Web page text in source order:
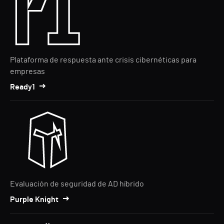
Plataforma de respuesta ante crisis cibernéticas para
empresas
Ready1
Evaluación de seguridad de AD híbrido
Purple Knight